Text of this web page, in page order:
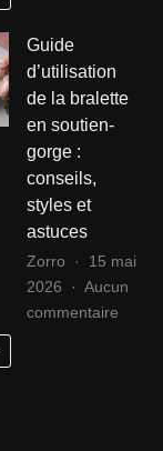
Guide
d’utilisation
de la bralette
en soutien-
gorge :
conseils,
styles et
astuces
Zorro
15 mai
2026
Aucun
commentaire